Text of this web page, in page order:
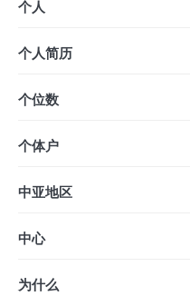
个人
个人简历
个位数
个体户
中亚地区
中心
为什么